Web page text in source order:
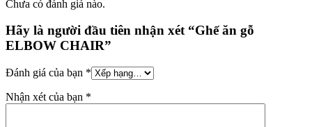
Chưa có đánh giá nào.
Hãy là người đầu tiên nhận xét “Ghế ăn gỗ
ELBOW CHAIR”
Đánh giá của bạn *
Nhận xét của bạn *